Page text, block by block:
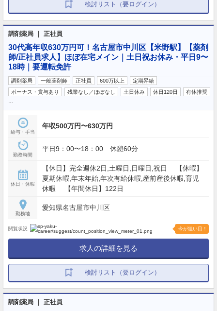
検討リスト（要ログイン）
調剤薬局 ｜ 正社員
30代高年収630万円可！名古屋市中川区【米野駅】【薬剤
師/正社員求人】ほぼ在宅メイン｜土日祝お休み・平日9〜
18時｜要運転免許
調剤薬局 一般薬剤師 正社員 600万以上
定期昇給
ボーナス・賞与あり
残業なし／ほぼなし 土日休み 休日120日 有休推奨
給与・手当
年収500万円〜630万円
勤務時間
平日9：00〜18：00 休憩60分
休日・休暇
【休日】完全週休2日,土曜日,日曜日,祝日 【休暇】
夏期休暇,年末年始,年次有給休暇,産前産後休暇,育児
休暇 【年間休日】122日
勤務地
愛知県名古屋市中川区
閲覧状況 今が狙い目！
求人の詳細を見る
検討リスト（要ログイン）
調剤薬局 ｜ 正社員